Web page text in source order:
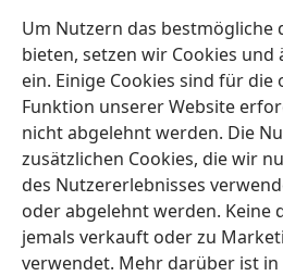
Um Nutzern das bestmögliche
bieten, setzen wir Cookies und
ein. Einige Cookies sind für
Funktion unserer Website
nicht abgelehnt werden. Die
zusätzlichen Cookies, die wir
des Nutzererlebnisses
oder abgelehnt werden. Keine
jemals verkauft oder zu
verwendet. Mehr darüber ist
Spenden
(öffnet
neues
Fenster)Wachtturm ONLINE-BIBLIOTHEK
(öffnet
neues
Fenster)JW Hub®
(öffnet
neues
Fenster)JW Library
Watchtower Library ®